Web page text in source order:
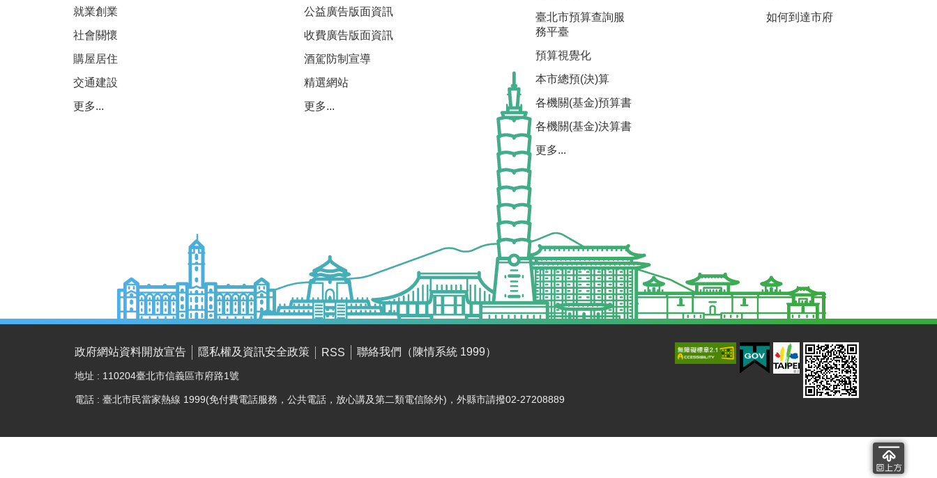
就業創業
社會關懷
購屋居住
交通建設
更多...
公益廣告版面資訊
收費廣告版面資訊
酒駕防制宣導
精選網站
更多...
臺北市預算查詢服
務平臺
預算視覺化
本市總預(決)算
各機關(基金)預算書
各機關(基金)決算書
更多...
如何到達市府
政府網站資料開放宣告 隱私權及資訊安全政策 RSS 聯絡我們（陳情系統 1999）
地址 : 110204臺北市信義區市府路1號
電話 : 臺北市民當家熱線 1999(免付費電話服務，公共電話，放心講及第二類電信除外)，外縣市請撥02-27208889